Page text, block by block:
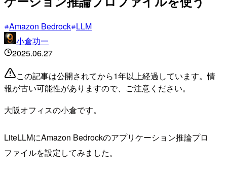
Amazon Bedrock LLM
小倉功一
2025.06.27
この記事は公開されてから1年以上経過しています。情
報が古い可能性がありますので、ご注意ください。
大阪オフィスの小倉です。
LiteLLMにAmazon Bedrockのアプリケーション推論プロ
ファイルを設定してみました。